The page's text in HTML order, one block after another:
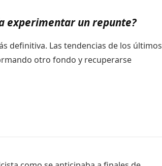
experimentar un repunte?
definitiva. Las tendencias de los últimos
otro fondo y recuperarse